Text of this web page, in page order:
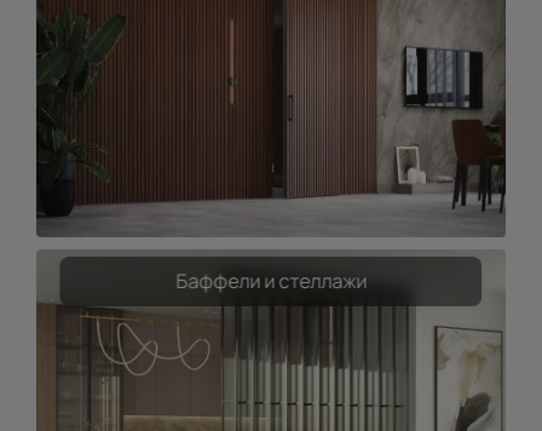
Баффели и стеллажи